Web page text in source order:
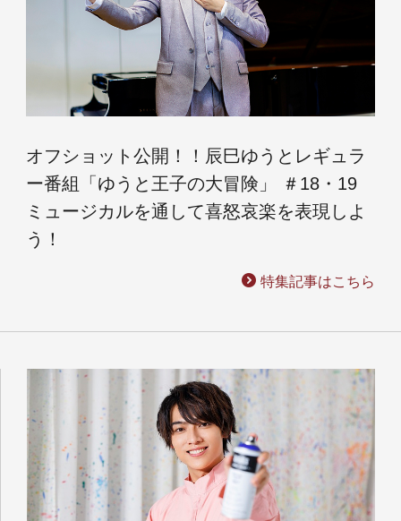
オフショット公開！！辰巳ゆうとレギュラ
ー番組「ゆうと王子の大冒険」 ＃18・19
ミュージカルを通して喜怒哀楽を表現しよ
う！
特集記事はこちら